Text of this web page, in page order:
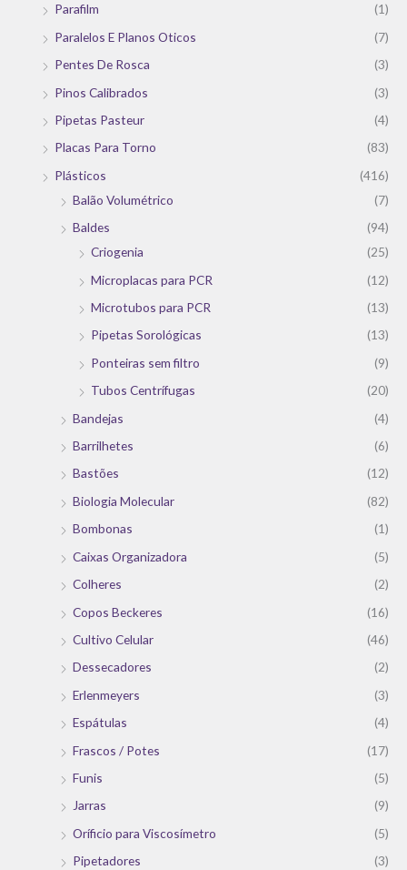
Parafilm
(1)
Paralelos E Planos Oticos
(7)
Pentes De Rosca
(3)
Pinos Calibrados
(3)
Pipetas Pasteur
(4)
Placas Para Torno
(83)
Plásticos
(416)
Balão Volumétrico
(7)
Baldes
(94)
Criogenia
(25)
Microplacas para PCR
(12)
Microtubos para PCR
(13)
Pipetas Sorológicas
(13)
Ponteiras sem filtro
(9)
Tubos Centrífugas
(20)
Bandejas
(4)
Barrilhetes
(6)
Bastões
(12)
Biologia Molecular
(82)
Bombonas
(1)
Caixas Organizadora
(5)
Colheres
(2)
Copos Beckeres
(16)
Cultivo Celular
(46)
Dessecadores
(2)
Erlenmeyers
(3)
Espátulas
(4)
Frascos / Potes
(17)
Funis
(5)
Jarras
(9)
Oríficio para Viscosímetro
(5)
Pipetadores
(3)